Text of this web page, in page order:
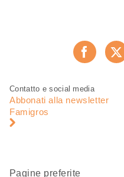
Piè
pagina
Navigazione
pagina
Contatto e social media
Abbonati alla newsletter
Famigros
Pagine preferite